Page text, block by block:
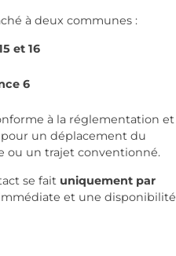
à deux communes :
et 16
6
à la réglementation et
un déplacement du
ou un trajet conventionné.
se fait uniquement par
et une disponibilité